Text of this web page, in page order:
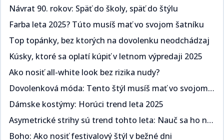
Návrat 90. rokov: Späť do školy, späť do štýlu​​​​‌ ‍ ​‍​‍‌‍ ‌ ​‍‌‍‍‌‌‍‌ ‌‍‍‌‌‍ ‍​‍​‍​ ‍‍​‍​‍‌ ​ ‌‍​‌‌‍ ‍‌‍‍‌‌ ‌​‌ ‍‌​‍ ‍‌‍‍‌‌‍ ​‍​‍​‍ ​​‍​‍‌‍‍​‌ ​‍‌‍‌‌‌‍‌‍​‍​‍​ ‍‍​‍​‍‌‍‍​‌ ‌​‌ ‌​‌ ​​​ ‍‍​‍ ​‍ ‌‍ ​‌‍ ‌‍​ ‌‍​‌‌‍ ​‌‍‍​‌‍ ‌ ​ ‌ ‌​​ ‍‍​ ​ ​ ​​​ ​​​ ​​​‍ ‌ ​ ‌ ‌​‌ ‌‌‌‍‌​‌‍‍‌‌‍ ​‍ ‌‍‍‌‌‍ ‍‌ ‌​‌‍‌‌‌‍ ‍‌ ‌​​‍ ‌‍‌‌‌‍‌​‌‍‍‌‌ ‌​​‍ ‌‍ ‌‌‍ ‌‍‌​‌‍‌‌​ ‌‌ ​​‌ ​‍‌‍‌‌‌ ​ ‌‍‌‌‌‍ ‍‌ ‌​‌‍​‌‌ ‌​‌‍‍‌‌‍ ‌‍ ‍​ ‍ ‌‍‍‌‌‍‌​​ ‌​ ​‍‌‍​ ‌‍​ ‌‍‌​​ ‍​​ ‍​​ ‌‌​ ​‌​‍ ‌​ ‍​​ ​ ‌‍​‌​ ​‌​‍ ‌​ ‌​‌‍‌​​ ​‌​ ​‍​‍ ‌‌‍​‌‌‍​‌​ ​​​ ​​​‍ ‌​ ‍‌​ ‌ ​ ​‌‌‍​ ​ ​‌​ ​‌‌‍​‍‌‍‌​​ ​‍‌‍‌​‌‍‌‍​ ‌ ​ ‍ ‌ ‌​‌ ‍‌‌ ​​‌‍‌‌​ ‌‌ ​​‌‍ ‌ ​ ‌ ‌​​ ‍ ‌ ​​‌‍​‌‌ ‌​‌‍‍​​ ‌‌ ‌​‌‍‍‌‌ ‌​‌‍ ​‌‍‌‌​ ‌‍​‍‌‍​‌‌ ​ ‌‍‌‌‌‌‌‌‌ ​‍‌‍ ​​ ‌‌‍‍​‌ ‌​‌ ‌​‌ ​​​‍‌‌​ ​ ‌​​‌​‍‌‌​ ​‍‌​‌‍​‍‌‌​ ​‍‌​‌‍‌‍ ​‌‍ ‌‍​ ‌‍​‌‌‍ ​‌‍‍​‌‍ ‌ ​ ‌ ‌​​‍‌‌​ ​ ‌​​‌​ ​ ​ ​​​ ​​​ ​​​‍‌‌​ ​‍‌​‌‍‌ ​ ‌ ‌​‌ ‌‌‌‍‌​‌‍‍‌‌‍ ​‍‌‍‌‍‍‌‌‍‌​​ ‌​ ​‍‌‍​ ‌‍​ ‌‍‌​​ ‍​​ ‍​​ ‌‌​ ​‌​‍ ‌​ ‍​​ ​ ‌‍​‌​ ​‌​‍ ‌​ ‌​‌‍‌​​ ​‌​ ​‍​‍ ‌‌‍​‌‌‍​‌​ ​​​ ​​​‍ ‌​ ‍‌​ ‌ ​ ​‌‌‍​ ​ ​‌​ ​‌‌‍​‍‌‍‌​​ ​‍‌‍‌​‌‍‌‍​ ‌ ​‍‌‍‌ ‌​‌ ‍‌‌ ​​‌‍‌‌​ ‌‌ ​​‌‍ ‌ ​ ‌ ‌​​‍‌‍‌ ​​‌‍​‌‌ ‌​‌‍‍​​ ‌‌ ‌​‌‍‍‌‌ ‌​‌‍ ​‌‍‌‌​‍‌‍‌ ​​‌‍‌‌‌ ​‍‌ ​ ‌ ​​‌‍‌‌‌‍​ ‌ ‌​‌‍‍‌‌ ‌‍‌‍‌‌​ ‌‌ ​​‌ ‌‌‌‍​‍‌‍ ​‌‍‍‌‌ ​ ‌‍‍​‌‍‌‌‌‍‌​​‍​‍‌ ‌
Farba leta 2025? Túto musíš mať vo svojom šatníku ​​​​‌ ‍ ​‍​‍‌‍ ‌ ​‍‌‍‍‌‌‍‌ ‌‍‍‌‌‍ ‍​‍​‍​ ‍‍​‍​‍‌ ​ ‌‍​‌‌‍ ‍‌‍‍‌‌ ‌​‌ ‍‌​‍ ‍‌‍‍‌‌‍ ​‍​‍​‍ ​​‍​‍‌‍‍​‌ ​‍‌‍‌‌‌‍‌‍​‍​‍​ ‍‍​‍​‍‌‍‍​‌ ‌​‌ ‌​‌ ​​​ ‍‍​‍ ​‍ ‌‍ ​‌‍ ‌‍​ ‌‍​‌‌‍ ​‌‍‍​‌‍ ‌ ​ ‌ ‌​​ ‍‍​ ​ ​ ​​​ ​​​ ​​​‍ ‌ ​ ‌ ‌​‌ ‌‌‌‍‌​‌‍‍‌‌‍ ​‍ ‌‍‍‌‌‍ ‍‌ ‌​‌‍‌‌‌‍ ‍‌ ‌​​‍ ‌‍‌‌‌‍‌​‌‍‍‌‌ ‌​​‍ ‌‍ ‌‌‍ ‌‍‌​‌‍‌‌​ ‌‌ ​​‌ ​‍‌‍‌‌‌ ​ ‌‍‌‌‌‍ ‍‌ ‌​‌‍​‌‌ ‌​‌‍‍‌‌‍ ‌‍ ‍​ ‍ ‌‍‍‌‌‍‌​​ ‌​ ​‌‌‍​‌​ ‌​​ ‌‍​ ​​‌‍​‌​ ​‍‌‍​‍​‍ ‌​ ‍​‌‍​‍‌‍​‍‌‍‌‍​‍ ‌​ ‌​‌‍‌‍​ ​​​ ​‍​‍ ‌‌‍​‌‌‍​‍​ ‌ ‌‍‌‍​‍ ‌‌‍‌‍​ ‍‌‌‍​ ‌‍​‍​ ‍‌​ ‍‌‌‍‌‌​ ​​‌‍‌‍​ ​ ‌‍‌​​ ​‍​ ‍ ‌ ‌​‌ ‍‌‌ ​​‌‍‌‌​ ‌‌ ​​‌‍ ‌ ​ ‌ ‌​​ ‍ ‌ ​​‌‍​‌‌ ‌​‌‍‍​​ ‌‌ ‌​‌‍‍‌‌ ‌​‌‍ ​‌‍‌‌​ ‌‍​‍‌‍​‌‌ ​ ‌‍‌‌‌‌‌‌‌ ​‍‌‍ ​​ ‌‌‍‍​‌ ‌​‌ ‌​‌ ​​​‍‌‌​ ​ ‌​​‌​‍‌‌​ ​‍‌​‌‍​‍‌‌​ ​‍‌​‌‍‌‍ ​‌‍ ‌‍​ ‌‍​‌‌‍ ​‌‍‍​‌‍ ‌ ​ ‌ ‌​​‍‌‌​ ​ ‌​​‌​ ​ ​ ​​​ ​​​ ​​​‍‌‌​ ​‍‌​‌‍‌ ​ ‌ ‌​‌ ‌‌‌‍‌​‌‍‍‌‌‍ ​‍‌‍‌‍‍‌‌‍‌​​ ‌​ ​‌‌‍​‌​ ‌​​ ‌‍​ ​​‌‍​‌​ ​‍‌‍​‍​‍ ‌​ ‍​‌‍​‍‌‍​‍‌‍‌‍​‍ ‌​ ‌​‌‍‌‍​ ​​​ ​‍​‍ ‌‌‍​‌‌‍​‍​ ‌ ‌‍‌‍​‍ ‌‌‍‌‍​ ‍‌‌‍​ ‌‍​‍​ ‍‌​ ‍‌‌‍‌‌​ ​​‌‍‌‍​ ​ ‌‍‌​​ ​‍​‍‌‍‌ ‌​‌ ‍‌‌ ​​‌‍‌‌​ ‌‌ ​​‌‍ ‌ ​ ‌ ‌​​‍‌‍‌ ​​‌‍​‌‌ ‌​‌‍‍​​ ‌‌ ‌​‌‍‍‌‌ ‌​‌‍ ​‌‍‌‌​‍‌‍‌ ​​‌‍‌‌‌ ​‍‌ ​ ‌ ​​‌‍‌‌‌‍​ ‌ ‌​‌‍‍‌‌ ‌‍‌‍‌‌​ ‌‌ ​​‌ ‌‌‌‍​‍‌‍ ​‌‍‍‌‌ ​ ‌‍‍​‌‍‌‌‌‍‌​​‍​‍‌ ‌
Top topánky, bez ktorých na dovolenku neodchádzaj​​​​‌ ‍ ​‍​‍‌‍ ‌ ​‍‌‍‍‌‌‍‌ ‌‍‍‌‌‍ ‍​‍​‍​ ‍‍​‍​‍‌ ​ ‌‍​‌‌‍ ‍‌‍‍‌‌ ‌​‌ ‍‌​‍ ‍‌‍‍‌‌‍ ​‍​‍​‍ ​​‍​‍‌‍‍​‌ ​‍‌‍‌‌‌‍‌‍​‍​‍​ ‍‍​‍​‍‌‍‍​‌ ‌​‌ ‌​‌ ​​​ ‍‍​‍ ​‍ ‌‍ ​‌‍ ‌‍​ ‌‍​‌‌‍ ​‌‍‍​‌‍ ‌ ​ ‌ ‌​​ ‍‍​ ​ ​ ​​​ ​​​ ​​​‍ ‌ ​ ‌ ‌​‌ ‌‌‌‍‌​‌‍‍‌‌‍ ​‍ ‌‍‍‌‌‍ ‍‌ ‌​‌‍‌‌‌‍ ‍‌ ‌​​‍ ‌‍‌‌‌‍‌​‌‍‍‌‌ ‌​​‍ ‌‍ ‌‌‍ ‌‍‌​‌‍‌‌​ ‌‌ ​​‌ ​‍‌‍‌‌‌ ​ ‌‍‌‌‌‍ ‍‌ ‌​‌‍​‌‌ ‌​‌‍‍‌‌‍ ‌‍ ‍​ ‍ ‌‍‍‌‌‍‌​​ ‌​ ​‌​ ‍‌​ ​‍‌‍​ ​ ‌ ​ ​‌​ ‌‌​ ​‍​‍ ‌‌‍​‌‌‍​‌​ ‍​‌‍​‍​‍ ‌​ ‌​​ ‌‌​ ‍‌‌‍‌‍​‍ ‌‌‍​‌​ ‍​​ ‌ ​ ‍​​‍ ‌​ ‍‌​ ‌ ​ ​​​ ‍‌‌‍​ ​ ‍​​ ‍‌​ ​‍​ ​​‌‍‌‍‌‍​‍‌‍‌‌​ ‍ ‌ ‌​‌ ‍‌‌ ​​‌‍‌‌​ ‌‌ ​​‌‍ ‌ ​ ‌ ‌​​ ‍ ‌ ​​‌‍​‌‌ ‌​‌‍‍​​ ‌‌ ‌​‌‍‍‌‌ ‌​‌‍ ​‌‍‌‌​ ‌‍​‍‌‍​‌‌ ​ ‌‍‌‌‌‌‌‌‌ ​‍‌‍ ​​ ‌‌‍‍​‌ ‌​‌ ‌​‌ ​​​‍‌‌​ ​ ‌​​‌​‍‌‌​ ​‍‌​‌‍​‍‌‌​ ​‍‌​‌‍‌‍ ​‌‍ ‌‍​ ‌‍​‌‌‍ ​‌‍‍​‌‍ ‌ ​ ‌ ‌​​‍‌‌​ ​ ‌​​‌​ ​ ​ ​​​ ​​​ ​​​‍‌‌​ ​‍‌​‌‍‌ ​ ‌ ‌​‌ ‌‌‌‍‌​‌‍‍‌‌‍ ​‍‌‍‌‍‍‌‌‍‌​​ ‌​ ​‌​ ‍‌​ ​‍‌‍​ ​ ‌ ​ ​‌​ ‌‌​ ​‍​‍ ‌‌‍​‌‌‍​‌​ ‍​‌‍​‍​‍ ‌​ ‌​​ ‌‌​ ‍‌‌‍‌‍​‍ ‌‌‍​‌​ ‍​​ ‌ ​ ‍​​‍ ‌​ ‍‌​ ‌ ​ ​​​ ‍‌‌‍​ ​ ‍​​ ‍‌​ ​‍​ ​​‌‍‌‍‌‍​‍‌‍‌‌​‍‌‍‌ ‌​‌ ‍‌‌ ​​‌‍‌‌​ ‌‌ ​​‌‍ ‌ ​ ‌ ‌​​‍‌‍‌ ​​‌‍​‌‌ ‌​‌‍‍​​ ‌‌ ‌​‌‍‍‌‌ ‌​‌‍ ​‌‍‌‌​‍‌‍‌ ​​‌‍‌‌‌ ​‍‌ ​ ‌ ​​‌‍‌‌‌‍​ ‌ ‌​‌‍‍‌‌ ‌‍‌‍‌‌​ ‌‌ ​​‌ ‌‌‌‍​‍‌‍ ​‌‍‍‌‌ ​ ‌‍‍​‌‍‌‌‌‍‌​​‍​‍‌ ‌
Kúsky, ktoré sa oplatí kúpiť v letnom výpredaji 2025​​​​‌ ‍ ​‍​‍‌‍ ‌ ​‍‌‍‍‌‌‍‌ ‌‍‍‌‌‍ ‍​‍​‍​ ‍‍​‍​‍‌ ​ ‌‍​‌‌‍ ‍‌‍‍‌‌ ‌​‌ ‍‌​‍ ‍‌‍‍‌‌‍ ​‍​‍​‍ ​​‍​‍‌‍‍​‌ ​‍‌‍‌‌‌‍‌‍​‍​‍​ ‍‍​‍​‍‌‍‍​‌ ‌​‌ ‌​‌ ​​​ ‍‍​‍ ​‍ ‌‍ ​‌‍ ‌‍​ ‌‍​‌‌‍ ​‌‍‍​‌‍ ‌ ​ ‌ ‌​​ ‍‍​ ​ ​ ​​​ ​​​ ​​​‍ ‌ ​ ‌ ‌​‌ ‌‌‌‍‌​‌‍‍‌‌‍ ​‍ ‌‍‍‌‌‍ ‍‌ ‌​‌‍‌‌‌‍ ‍‌ ‌​​‍ ‌‍‌‌‌‍‌​‌‍‍‌‌ ‌​​‍ ‌‍ ‌‌‍ ‌‍‌​‌‍‌‌​ ‌‌ ​​‌ ​‍‌‍‌‌‌ ​ ‌‍‌‌‌‍ ‍‌ ‌​‌‍​‌‌ ‌​‌‍‍‌‌‍ ‌‍ ‍​ ‍ ‌‍‍‌‌‍‌​​ ‌‌‍​‌‌‍​‍​ ​ ​ ‌​‌‍‌​‌‍‌‌​ ​ ‌‍‌​​‍ ‌​ ‍‌​ ​‌​ ‍‌​ ​‍​‍ ‌​ ‌​‌‍​‌​ ​‌​ ‍​​‍ ‌‌‍​‌​ ‌‌​ ‍​‌‍‌‌​‍ ‌‌‍‌‍​ ‌‌‌‍​‌‌‍​‌​ ​‌‌‍​ ​ ‍‌​ ‌ ‌‍‌​‌‍​‌​ ​​‌‍​ ​ ‍ ‌ ‌​‌ ‍‌‌ ​​‌‍‌‌​ ‌‌ ​​‌‍ ‌ ​ ‌ ‌​​ ‍ ‌ ​​‌‍​‌‌ ‌​‌‍‍​​ ‌‌ ‌​‌‍‍‌‌ ‌​‌‍ ​‌‍‌‌​ ‌‍​‍‌‍​‌‌ ​ ‌‍‌‌‌‌‌‌‌ ​‍‌‍ ​​ ‌‌‍‍​‌ ‌​‌ ‌​‌ ​​​‍‌‌​ ​ ‌​​‌​‍‌‌​ ​‍‌​‌‍​‍‌‌​ ​‍‌​‌‍‌‍ ​‌‍ ‌‍​ ‌‍​‌‌‍ ​‌‍‍​‌‍ ‌ ​ ‌ ‌​​‍‌‌​ ​ ‌​​‌​ ​ ​ ​​​ ​​​ ​​​‍‌‌​ ​‍‌​‌‍‌ ​ ‌ ‌​‌ ‌‌‌‍‌​‌‍‍‌‌‍ ​‍‌‍‌‍‍‌‌‍‌​​ ‌‌‍​‌‌‍​‍​ ​ ​ ‌​‌‍‌​‌‍‌‌​ ​ ‌‍‌​​‍ ‌​ ‍‌​ ​‌​ ‍‌​ ​‍​‍ ‌​ ‌​‌‍​‌​ ​‌​ ‍​​‍ ‌‌‍​‌​ ‌‌​ ‍​‌‍‌‌​‍ ‌‌‍‌‍​ ‌‌‌‍​‌‌‍​‌​ ​‌‌‍​ ​ ‍‌​ ‌ ‌‍‌​‌‍​‌​ ​​‌‍​ ​‍‌‍‌ ‌​‌ ‍‌‌ ​​‌‍‌‌​ ‌‌ ​​‌‍ ‌ ​ ‌ ‌​​‍‌‍‌ ​​‌‍​‌‌ ‌​‌‍‍​​ ‌‌ ‌​‌‍‍‌‌ ‌​‌‍ ​‌‍‌‌​‍‌‍‌ ​​‌‍‌‌‌ ​‍‌ ​ ‌ ​​‌‍‌‌‌‍​ ‌ ‌​‌‍‍‌‌ ‌‍‌‍‌‌​ ‌‌ ​​‌ ‌‌‌‍​‍‌‍ ​‌‍‍‌‌ ​ ‌‍‍​‌‍‌‌‌‍‌​​‍​‍‌ ‌
Ako nosiť all-white look bez rizika nudy?​​​​‌ ‍ ​‍​‍‌‍ ‌ ​‍‌‍‍‌‌‍‌ ‌‍‍‌‌‍ ‍​‍​‍​ ‍‍​‍​‍‌ ​ ‌‍​‌‌‍ ‍‌‍‍‌‌ ‌​‌ ‍‌​‍ ‍‌‍‍‌‌‍ ​‍​‍​‍ ​​‍​‍‌‍‍​‌ ​‍‌‍‌‌‌‍‌‍​‍​‍​ ‍‍​‍​‍‌‍‍​‌ ‌​‌ ‌​‌ ​​​ ‍‍​‍ ​‍ ‌‍ ​‌‍ ‌‍​ ‌‍​‌‌‍ ​‌‍‍​‌‍ ‌ ​ ‌ ‌​​ ‍‍​ ​ ​ ​​​ ​​​ ​​​‍ ‌ ​ ‌ ‌​‌ ‌‌‌‍‌​‌‍‍‌‌‍ ​‍ ‌‍‍‌‌‍ ‍‌ ‌​‌‍‌‌‌‍ ‍‌ ‌​​‍ ‌‍‌‌‌‍‌​‌‍‍‌‌ ‌​​‍ ‌‍ ‌‌‍ ‌‍‌​‌‍‌‌​ ‌‌ ​​‌ ​‍‌‍‌‌‌ ​ ‌‍‌‌‌‍ ‍‌ ‌​‌‍​‌‌ ‌​‌‍‍‌‌‍ ‌‍ ‍​ ‍ ‌‍‍‌‌‍‌​​ ‌‌‍‌‍​ ‌‌​ ‍‌​ ‍‌​ ‍​​ ‌‌‌‍‌‍​ ​ ​‍ ‌​ ‍‌‌‍​ ​ ​ ‌‍​‌​‍ ‌​ ‌​‌‍‌‌​ ‌​​ ​​​‍ ‌​ ‍​​ ‌ ​ ​‍‌‍‌‌​‍ ‌​ ‌​​ ​‌‌‍‌​‌‍‌‌‌‍‌‌‌‍​‍‌‍‌‌​ ​‌​ ‍‌‌‍‌‌​ ‌‍​ ‌ ​ ‍ ‌ ‌​‌ ‍‌‌ ​​‌‍‌‌​ ‌‌ ​​‌‍ ‌ ​ ‌ ‌​​ ‍ ‌ ​​‌‍​‌‌ ‌​‌‍‍​​ ‌‌ ‌​‌‍‍‌‌ ‌​‌‍ ​‌‍‌‌​ ‌‍​‍‌‍​‌‌ ​ ‌‍‌‌‌‌‌‌‌ ​‍‌‍ ​​ ‌‌‍‍​‌ ‌​‌ ‌​‌ ​​​‍‌‌​ ​ ‌​​‌​‍‌‌​ ​‍‌​‌‍​‍‌‌​ ​‍‌​‌‍‌‍ ​‌‍ ‌‍​ ‌‍​‌‌‍ ​‌‍‍​‌‍ ‌ ​ ‌ ‌​​‍‌‌​ ​ ‌​​‌​ ​ ​ ​​​ ​​​ ​​​‍‌‌​ ​‍‌​‌‍‌ ​ ‌ ‌​‌ ‌‌‌‍‌​‌‍‍‌‌‍ ​‍‌‍‌‍‍‌‌‍‌​​ ‌‌‍‌‍​ ‌‌​ ‍‌​ ‍‌​ ‍​​ ‌‌‌‍‌‍​ ​ ​‍ ‌​ ‍‌‌‍​ ​ ​ ‌‍​‌​‍ ‌​ ‌​‌‍‌‌​ ‌​​ ​​​‍ ‌​ ‍​​ ‌ ​ ​‍‌‍‌‌​‍ ‌​ ‌​​ ​‌‌‍‌​‌‍‌‌‌‍‌‌‌‍​‍‌‍‌‌​ ​‌​ ‍‌‌‍‌‌​ ‌‍​ ‌ ​‍‌‍‌ ‌​‌ ‍‌‌ ​​‌‍‌‌​ ‌‌ ​​‌‍ ‌ ​ ‌ ‌​​‍‌‍‌ ​​‌‍​‌‌ ‌​‌‍‍​​ ‌‌ ‌​‌‍‍‌‌ ‌​‌‍ ​‌‍‌‌​‍‌‍‌ ​​‌‍‌‌‌ ​‍‌ ​ ‌ ​​‌‍‌‌‌‍​ ‌ ‌​‌‍‍‌‌ ‌‍‌‍‌‌​ ‌‌ ​​‌ ‌‌‌‍​‍‌‍ ​‌‍‍‌‌ ​ ‌‍‍​‌‍‌‌‌‍‌​​‍​‍‌ ‌
Dovolenková móda: Tento štýl musíš mať vo svojom šatníku ​​​​‌ ‍ ​‍​‍‌‍ ‌ ​‍‌‍‍‌‌‍‌ ‌‍‍‌‌‍ ‍​‍​‍​ ‍‍​‍​‍‌ ​ ‌‍​‌‌‍ ‍‌‍‍‌‌ ‌​‌ ‍‌​‍ ‍‌‍‍‌‌‍ ​‍​‍​‍ ​​‍​‍‌‍‍​‌ ​‍‌‍‌‌‌‍‌‍​‍​‍​ ‍‍​‍​‍‌‍‍​‌ ‌​‌ ‌​‌ ​​​ ‍‍​‍ ​‍ ‌‍ ​‌‍ ‌‍​ ‌‍​‌‌‍ ​‌‍‍​‌‍ ‌ ​ ‌ ‌​​ ‍‍​ ​ ​ ​​​ ​​​ ​​​‍ ‌ ​ ‌ ‌​‌ ‌‌‌‍‌​‌‍‍‌‌‍ ​‍ ‌‍‍‌‌‍ ‍‌ ‌​‌‍‌‌‌‍ ‍‌ ‌​​‍ ‌‍‌‌‌‍‌​‌‍‍‌‌ ‌​​‍ ‌‍ ‌‌‍ ‌‍‌​‌‍‌‌​ ‌‌ ​​‌ ​‍‌‍‌‌‌ ​ ‌‍‌‌‌‍ ‍‌ ‌​‌‍​‌‌ ‌​‌‍‍‌‌‍ ‌‍ ‍​ ‍ ‌‍‍‌‌‍‌​​ ‌​ ​​​ ‌‌​ ​​‌‍‌‌​ ‍​‌‍‌​​ ​​‌‍‌‌​‍ ‌​ ​​​ ‍‌​ ‌ ​ ‍​​‍ ‌​ ‌​​ ​ ‌‍​ ​ ‌​​‍ ‌​ ‍‌‌‍​‌​ ‍‌​ ​​​‍ ‌​ ‍​​ ​‌​ ‍​​ ​‍​ ​​‌‍‌‌​ ​ ​ ​‌​ ​ ‌‍​ ​ ‍​​ ​‍​ ‍ ‌ ‌​‌ ‍‌‌ ​​‌‍‌‌​ ‌‌ ​​‌‍ ‌ ​ ‌ ‌​​ ‍ ‌ ​​‌‍​‌‌ ‌​‌‍‍​​ ‌‌ ‌​‌‍‍‌‌ ‌​‌‍ ​‌‍‌‌​ ‌‍​‍‌‍​‌‌ ​ ‌‍‌‌‌‌‌‌‌ ​‍‌‍ ​​ ‌‌‍‍​‌ ‌​‌ ‌​‌ ​​​‍‌‌​ ​ ‌​​‌​‍‌‌​ ​‍‌​‌‍​‍‌‌​ ​‍‌​‌‍‌‍ ​‌‍ ‌‍​ ‌‍​‌‌‍ ​‌‍‍​‌‍ ‌ ​ ‌ ‌​​‍‌‌​ ​ ‌​​‌​ ​ ​ ​​​ ​​​ ​​​‍‌‌​ ​‍‌​‌‍‌ ​ ‌ ‌​‌ ‌‌‌‍‌​‌‍‍‌‌‍ ​‍‌‍‌‍‍‌‌‍‌​​ ‌​ ​​​ ‌‌​ ​​‌‍‌‌​ ‍​‌‍‌​​ ​​‌‍‌‌​‍ ‌​ ​​​ ‍‌​ ‌ ​ ‍​​‍ ‌​ ‌​​ ​ ‌‍​ ​ ‌​​‍ ‌​ ‍‌‌‍​‌​ ‍‌​ ​​​‍ ‌​ ‍​​ ​‌​ ‍​​ ​‍​ ​​‌‍‌‌​ ​ ​ ​‌​ ​ ‌‍​ ​ ‍​​ ​‍​‍‌‍‌ ‌​‌ ‍‌‌ ​​‌‍‌‌​ ‌‌ ​​‌‍ ‌ ​ ‌ ‌​​‍‌‍‌ ​​‌‍​‌‌ ‌​‌‍‍​​ ‌‌ ‌​‌‍‍‌‌ ‌​‌‍ ​‌‍‌‌​‍‌‍‌ ​​‌‍‌‌‌ ​‍‌ ​ ‌ ​​‌‍‌‌‌‍​ ‌ ‌​‌‍‍‌‌ ‌‍‌‍‌‌​ ‌‌ ​​‌ ‌‌‌‍​‍‌‍ ​‌‍‍‌‌ ​ ‌‍‍​‌‍‌‌‌‍‌​​‍​‍‌ ‌
Dámske kostýmy: Horúci trend leta 2025 ​​​​‌ ‍ ​‍​‍‌‍ ‌ ​‍‌‍‍‌‌‍‌ ‌‍‍‌‌‍ ‍​‍​‍​ ‍‍​‍​‍‌ ​ ‌‍​‌‌‍ ‍‌‍‍‌‌ ‌​‌ ‍‌​‍ ‍‌‍‍‌‌‍ ​‍​‍​‍ ​​‍​‍‌‍‍​‌ ​‍‌‍‌‌‌‍‌‍​‍​‍​ ‍‍​‍​‍‌‍‍​‌ ‌​‌ ‌​‌ ​​​ ‍‍​‍ ​‍ ‌‍ ​‌‍ ‌‍​ ‌‍​‌‌‍ ​‌‍‍​‌‍ ‌ ​ ‌ ‌​​ ‍‍​ ​ ​ ​​​ ​​​ ​​​‍ ‌ ​ ‌ ‌​‌ ‌‌‌‍‌​‌‍‍‌‌‍ ​‍ ‌‍‍‌‌‍ ‍‌ ‌​‌‍‌‌‌‍ ‍‌ ‌​​‍ ‌‍‌‌‌‍‌​‌‍‍‌‌ ‌​​‍ ‌‍ ‌‌‍ ‌‍‌​‌‍‌‌​ ‌‌ ​​‌ ​‍‌‍‌‌‌ ​ ‌‍‌‌‌‍ ‍‌ ‌​‌‍​‌‌ ‌​‌‍‍‌‌‍ ‌‍ ‍​ ‍ ‌‍‍‌‌‍‌​​ ‌​ ​‌​ ‍​​ ‍‌​ ​‌​ ‌​​ ‌‍‌‍‌​‌‍‌​​‍ ‌‌‍‌‌​ ‌ ​ ‌‌​ ‌​​‍ ‌​ ‌​​ ​‍​ ‌‍‌‍‌‍​‍ ‌​ ‍​​ ‌​‌‍‌‍​ ‌ ​‍ ‌​ ​‌‌‍‌​​ ‍‌​ ‌‌‌‍‌‍​ ​ ​ ​ ​ ​‍​ ​​​ ‌‌‌‍‌‍‌‍‌‍​ ‍ ‌ ‌​‌ ‍‌‌ ​​‌‍‌‌​ ‌‌ ​​‌‍ ‌ ​ ‌ ‌​​ ‍ ‌ ​​‌‍​‌‌ ‌​‌‍‍​​ ‌‌ ‌​‌‍‍‌‌ ‌​‌‍ ​‌‍‌‌​ ‌‍​‍‌‍​‌‌ ​ ‌‍‌‌‌‌‌‌‌ ​‍‌‍ ​​ ‌‌‍‍​‌ ‌​‌ ‌​‌ ​​​‍‌‌​ ​ ‌​​‌​‍‌‌​ ​‍‌​‌‍​‍‌‌​ ​‍‌​‌‍‌‍ ​‌‍ ‌‍​ ‌‍​‌‌‍ ​‌‍‍​‌‍ ‌ ​ ‌ ‌​​‍‌‌​ ​ ‌​​‌​ ​ ​ ​​​ ​​​ ​​​‍‌‌​ ​‍‌​‌‍‌ ​ ‌ ‌​‌ ‌‌‌‍‌​‌‍‍‌‌‍ ​‍‌‍‌‍‍‌‌‍‌​​ ‌​ ​‌​ ‍​​ ‍‌​ ​‌​ ‌​​ ‌‍‌‍‌​‌‍‌​​‍ ‌‌‍‌‌​ ‌ ​ ‌‌​ ‌​​‍ ‌​ ‌​​ ​‍​ ‌‍‌‍‌‍​‍ ‌​ ‍​​ ‌​‌‍‌‍​ ‌ ​‍ ‌​ ​‌‌‍‌​​ ‍‌​ ‌‌‌‍‌‍​ ​ ​ ​ ​ ​‍​ ​​​ ‌‌‌‍‌‍‌‍‌‍​‍‌‍‌ ‌​‌ ‍‌‌ ​​‌‍‌‌​ ‌‌ ​​‌‍ ‌ ​ ‌ ‌​​‍‌‍‌ ​​‌‍​‌‌ ‌​‌‍‍​​ ‌‌ ‌​‌‍‍‌‌ ‌​‌‍ ​‌‍‌‌​‍‌‍‌ ​​‌‍‌‌‌ ​‍‌ ​ ‌ ​​‌‍‌‌‌‍​ ‌ ‌​‌‍‍‌‌ ‌‍‌‍‌‌​ ‌‌ ​​‌ ‌‌‌‍​‍‌‍ ​‌‍‍‌‌ ​ ‌‍‍​‌‍‌‌‌‍‌​​‍​‍‌ ‌
Asymetrické strihy sú trend tohto leta: Nauč sa ho nosiť​​​​‌ ‍ ​‍​‍‌‍ ‌ ​‍‌‍‍‌‌‍‌ ‌‍‍‌‌‍ ‍​‍​‍​ ‍‍​‍​‍‌ ​ ‌‍​‌‌‍ ‍‌‍‍‌‌ ‌​‌ ‍‌​‍ ‍‌‍‍‌‌‍ ​‍​‍​‍ ​​‍​‍‌‍‍​‌ ​‍‌‍‌‌‌‍‌‍​‍​‍​ ‍‍​‍​‍‌‍‍​‌ ‌​‌ ‌​‌ ​​​ ‍‍​‍ ​‍ ‌‍ ​‌‍ ‌‍​ ‌‍​‌‌‍ ​‌‍‍​‌‍ ‌ ​ ‌ ‌​​ ‍‍​ ​ ​ ​​​ ​​​ ​​​‍ ‌ ​ ‌ ‌​‌ ‌‌‌‍‌​‌‍‍‌‌‍ ​‍ ‌‍‍‌‌‍ ‍‌ ‌​‌‍‌‌‌‍ ‍‌ ‌​​‍ ‌‍‌‌‌‍‌​‌‍‍‌‌ ‌​​‍ ‌‍ ‌‌‍ ‌‍‌​‌‍‌‌​ ‌‌ ​​‌ ​‍‌‍‌‌‌ ​ ‌‍‌‌‌‍ ‍‌ ‌​‌‍​‌‌ ‌​‌‍‍‌‌‍ ‌‍ ‍​ ‍ ‌‍‍‌‌‍‌​​ ‌​ ‌‍​ ‌ ​ ​​‌‍‌​‌‍‌‍​ ​ ​ ​‌‌‍​‍​‍ ‌​ ​ ​ ​ ​ ​‌​ ‌‍​‍ ‌​ ‌​‌‍‌​​ ‌ ​ ‌​​‍ ‌​ ‍​​ ‌‌​ ​ ​ ‌‍​‍ ‌​ ​ ​ ‌‌​ ​​‌‍‌​​ ‌‍​ ​‌‌‍‌‌‌‍​‍‌‍​ ‌‍​‍​ ‍‌‌‍‌​​ ‍ ‌ ‌​‌ ‍‌‌ ​​‌‍‌‌​ ‌‌ ​​‌‍ ‌ ​ ‌ ‌​​ ‍ ‌ ​​‌‍​‌‌ ‌​‌‍‍​​ ‌‌ ‌​‌‍‍‌‌ ‌​‌‍ ​‌‍‌‌​ ‌‍​‍‌‍​‌‌ ​ ‌‍‌‌‌‌‌‌‌ ​‍‌‍ ​​ ‌‌‍‍​‌ ‌​‌ ‌​‌ ​​​‍‌‌​ ​ ‌​​‌​‍‌‌​ ​‍‌​‌‍​‍‌‌​ ​‍‌​‌‍‌‍ ​‌‍ ‌‍​ ‌‍​‌‌‍ ​‌‍‍​‌‍ ‌ ​ ‌ ‌​​‍‌‌​ ​ ‌​​‌​ ​ ​ ​​​ ​​​ ​​​‍‌‌​ ​‍‌​‌‍‌ ​ ‌ ‌​‌ ‌‌‌‍‌​‌‍‍‌‌‍ ​‍‌‍‌‍‍‌‌‍‌​​ ‌​ ‌‍​ ‌ ​ ​​‌‍‌​‌‍‌‍​ ​ ​ ​‌‌‍​‍​‍ ‌​ ​ ​ ​ ​ ​‌​ ‌‍​‍ ‌​ ‌​‌‍‌​​ ‌ ​ ‌​​‍ ‌​ ‍​​ ‌‌​ ​ ​ ‌‍​‍ ‌​ ​ ​ ‌‌​ ​​‌‍‌​​ ‌‍​ ​‌‌‍‌‌‌‍​‍‌‍​ ‌‍​‍​ ‍‌‌‍‌​​‍‌‍‌ ‌​‌ ‍‌‌ ​​‌‍‌‌​ ‌‌ ​​‌‍ ‌ ​ ‌ ‌​​‍‌‍‌ ​​‌‍​‌‌ ‌​‌‍‍​​ ‌‌ ‌​‌‍‍‌‌ ‌​‌‍ ​‌‍‌‌​‍‌‍‌ ​​‌‍‌‌‌ ​‍‌ ​ ‌ ​​‌‍‌‌‌‍​ ‌ ‌​‌‍‍‌‌ ‌‍‌‍‌‌​ ‌‌ ​​‌ ‌‌‌‍​‍‌‍ ​‌‍‍‌‌ ​ ‌‍‍​‌‍‌‌‌‍‌​​‍​‍‌ ‌
Boho: Ako nosiť festivalový štýl v bežné dni